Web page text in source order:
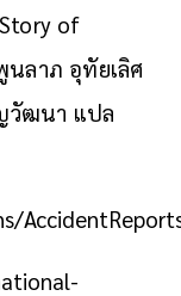
of
นลาภ อุทัยเลิศ
วัฒนา แปล